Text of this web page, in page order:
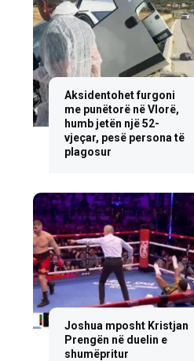
Aksidentohet furgoni
me punëtorë në Vlorë,
humb jetën një 52-
vjeçar, pesë persona të
plagosur
Joshua mposht Kristjan
Prengën në duelin e
shumëpritur